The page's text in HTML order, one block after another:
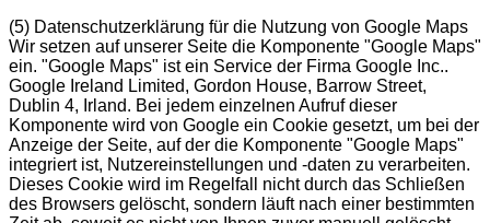
(5) Datenschutzerklärung für die Nutzung von Google Maps
Wir setzen auf unserer Seite die Komponente "Google Maps"
ein. "Google Maps" ist ein Service der Firma Google Inc..
Google Ireland Limited, Gordon House, Barrow Street,
Dublin 4, Irland. Bei jedem einzelnen Aufruf dieser
Komponente wird von Google ein Cookie gesetzt, um bei der
Anzeige der Seite, auf der die Komponente "Google Maps"
integriert ist, Nutzereinstellungen und -daten zu verarbeiten.
Dieses Cookie wird im Regelfall nicht durch das Schließen
des Browsers gelöscht, sondern läuft nach einer bestimmten